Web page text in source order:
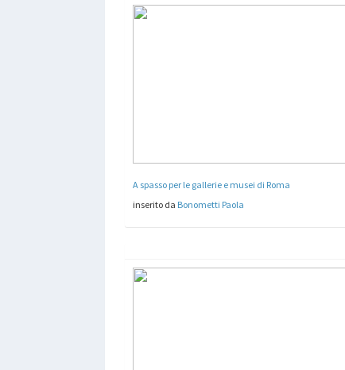
A spasso per le gallerie e musei di Roma
inserito da Bonometti Paola